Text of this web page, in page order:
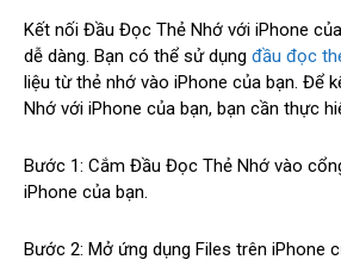
Kết nối Đầu Đọc Thẻ Nhớ với iPhone
dễ dàng. Bạn có thể sử dụng đầu đọc
liệu từ thẻ nhớ vào iPhone của bạn. Để
Nhớ với iPhone của bạn, bạn cần thực
Bước 1: Cắm Đầu Đọc Thẻ Nhớ vào
iPhone của bạn.
Bước 2: Mở ứng dụng Files trên iPhone